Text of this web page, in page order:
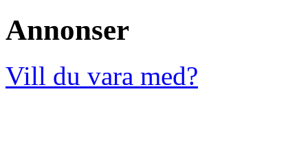
Annonser
Vill du vara med?